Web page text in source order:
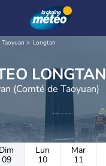
Longtan
METEO LONGTAN
(Comté de Taoyuan)
Dim
09
Lun
10
Mar
11